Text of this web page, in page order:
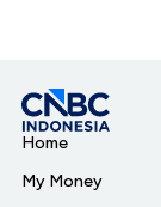
Home
My Money